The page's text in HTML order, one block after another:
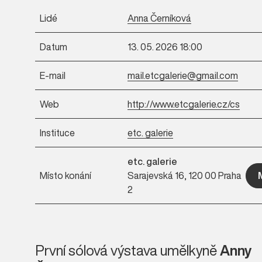
Lidé Anna Černíková
Datum 13. 05. 2026 18:00
E-mail mail.etcgalerie@gmail.com
Web http://www.etcgalerie.cz/cs
Instituce etc. galerie
Místo konání
etc. galerie
Sarajevská 16, 120 00 Praha
2
První sólová výstava umělkyněAnny